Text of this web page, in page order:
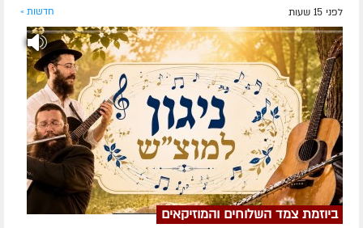
לפני 15 שעות חדשות »
ביוזמת צמד השלוחים והמוזיקאים